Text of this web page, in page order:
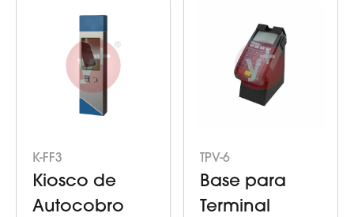
K-FF3
Kiosco de
Autocobro
TPV-6
Base para
Terminal